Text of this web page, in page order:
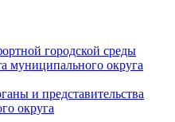
городской среды
муниципального округа
и представительства
округа